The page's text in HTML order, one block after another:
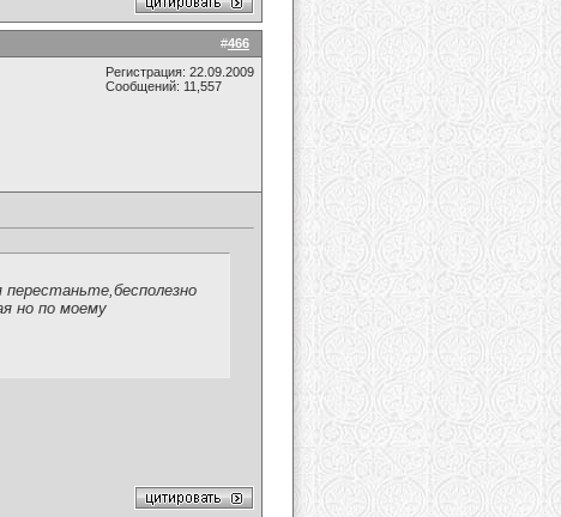
#466
Регистрация: 22.09.2009
Сообщений: 11,557
но по моему